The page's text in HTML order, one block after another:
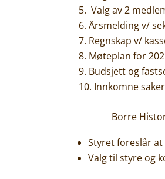
Valg av 2
Årsmelding v/
Regnskap v/
Møteplan for
Budsjett og
Innkomne
Borre
Styret foreslår
Valg til styre og